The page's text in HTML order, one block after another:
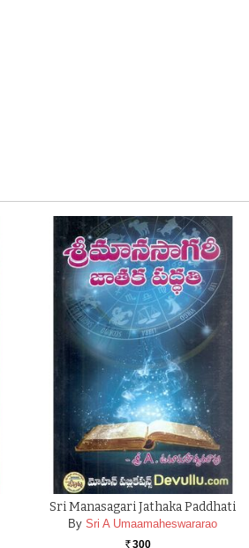
Sri Manasagari Jathaka Paddhati
By Sri A Umaamaheswararao
Rs. 300